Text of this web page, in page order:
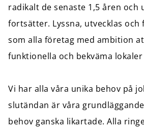
radikalt de senaste 1,5 åren och
fortsätter. Lyssna, utvecklas och
som alla företag med ambition
funktionella och bekväma
Vi har alla våra unika behov på
slutändan är våra
behov ganska likartade. Alla